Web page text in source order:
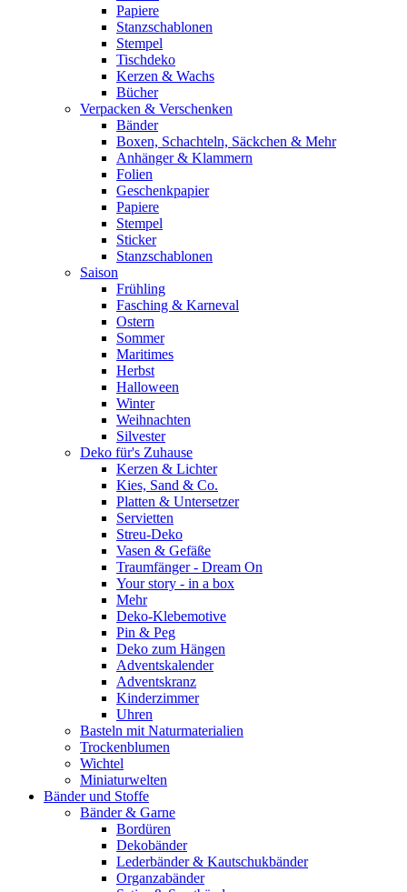
Papiere
Stanzschablonen
Stempel
Tischdeko
Kerzen & Wachs
Bücher
Verpacken & Verschenken
Bänder
Boxen, Schachteln, Säckchen & Mehr
Anhänger & Klammern
Folien
Geschenkpapier
Papiere
Stempel
Sticker
Stanzschablonen
Saison
Frühling
Fasching & Karneval
Ostern
Sommer
Maritimes
Herbst
Halloween
Winter
Weihnachten
Silvester
Deko für's Zuhause
Kerzen & Lichter
Kies, Sand & Co.
Platten & Untersetzer
Servietten
Streu-Deko
Vasen & Gefäße
Traumfänger - Dream On
Your story - in a box
Mehr
Deko-Klebemotive
Pin & Peg
Deko zum Hängen
Adventskalender
Adventskranz
Kinderzimmer
Uhren
Basteln mit Naturmaterialien
Trockenblumen
Wichtel
Miniaturwelten
Bänder und Stoffe
Bänder & Garne
Bordüren
Dekobänder
Lederbänder & Kautschukbänder
Organzabänder